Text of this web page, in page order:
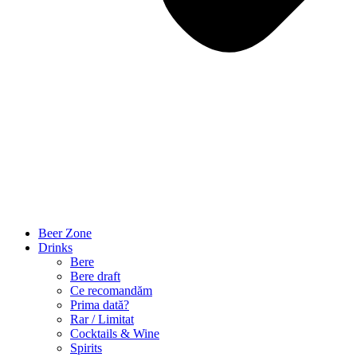
Beer Zone
Drinks
Bere
Bere draft
Ce recomandăm
Prima dată?
Rar / Limitat
Cocktails & Wine
Spirits